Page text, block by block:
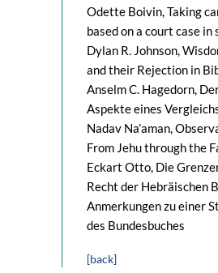
Odette Boivin, Taking
based on a court case
Dylan R. Johnson,
and their Rejection in
Anselm C. Hagedorn,
Aspekte eines
Nadav Na’aman,
From Jehu through the
Eckart Otto, Die
Recht der Hebräischen
Anmerkungen zu einer
des Bundesbuches
[back]